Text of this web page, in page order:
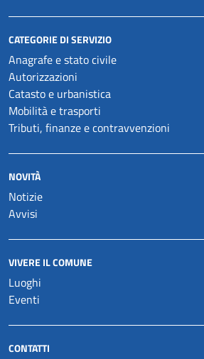
CATEGORIE DI SERVIZIO
Anagrafe e stato civile
Autorizzazioni
Catasto e urbanistica
Mobilità e trasporti
Tributi, finanze e contravvenzioni
NOVITÀ
Notizie
Avvisi
VIVERE IL COMUNE
Luoghi
Eventi
CONTATTI